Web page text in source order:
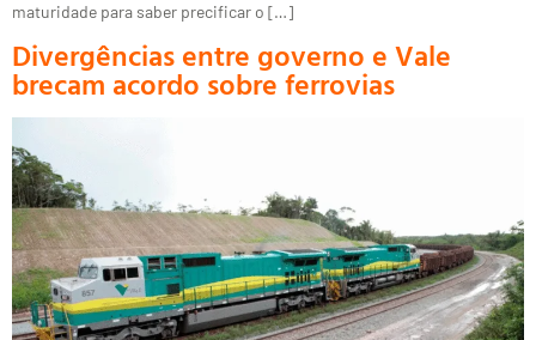
maturidade para saber precificar o […]
Divergências entre governo e Vale
brecam acordo sobre ferrovias